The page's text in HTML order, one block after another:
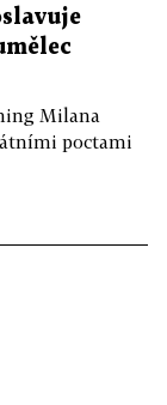
Milana
poctami